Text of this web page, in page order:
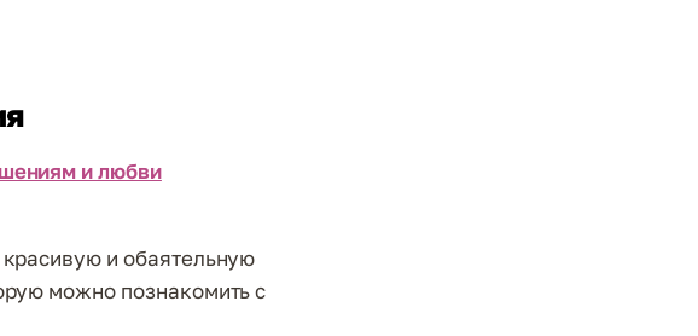
и любви
и обаятельную
можно познакомить с